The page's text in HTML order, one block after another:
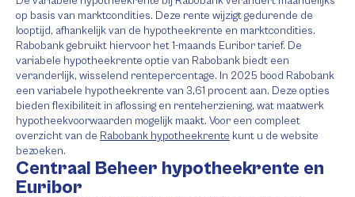
op basis van marktcondities. Deze rente wijzigt gedurende de
looptijd, afhankelijk van de hypotheekrente en marktcondities.
Rabobank gebruikt hiervoor het 1-maands Euribor tarief. De
variabele hypotheekrente optie van Rabobank biedt een
veranderlijk, wisselend rentepercentage. In 2025 bood Rabobank
een variabele hypotheekrente van 3,61 procent aan. Deze opties
bieden flexibiliteit in aflossing en renteherziening, wat maatwerk
hypotheekvoorwaarden mogelijk maakt. Voor een compleet
overzicht van de Rabobank hypotheekrente kunt u de website
bezoeken.
Centraal Beheer hypotheekrente en
Euribor